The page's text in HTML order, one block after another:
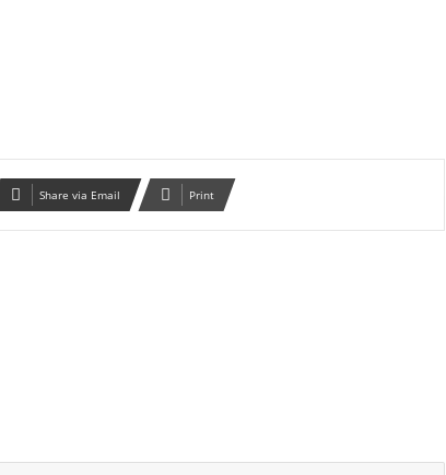
Share via Email Print